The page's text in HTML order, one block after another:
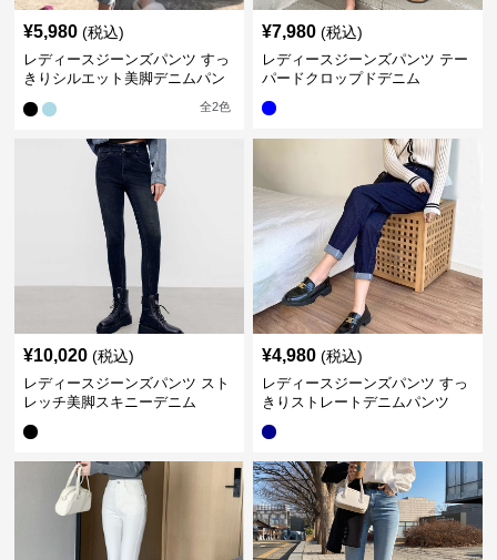
¥5,980 (税込)
レディースジーンズパンツ すっ
きりシルエット美脚デニムパン
全2色
¥7,980 (税込)
レディースジーンズパンツ テー
パードクロップドデニム
¥10,020 (税込)
レディースジーンズパンツ スト
レッチ美脚スキニーデニム
¥4,980 (税込)
レディースジーンズパンツ すっ
きりストレートデニムパンツ